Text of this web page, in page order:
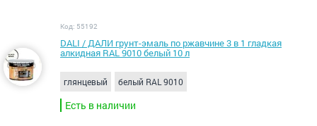
Код: 55192
DALI / ДАЛИ грунт-эмаль по ржавчине 3 в 1 гладкая
алкидная RAL 9010 белый 10 л
глянцевый белый RAL 9010
Есть в наличии